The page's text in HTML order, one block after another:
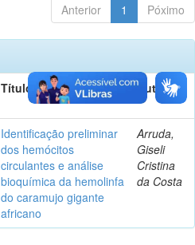
Anterior 1 Póximo
Título Autor(es)
Identificação preliminar
dos hemócitos
circulantes e análise
bioquímica da hemolinfa
do caramujo gigante
africano
Arruda,
Giseli
Cristina
da Costa